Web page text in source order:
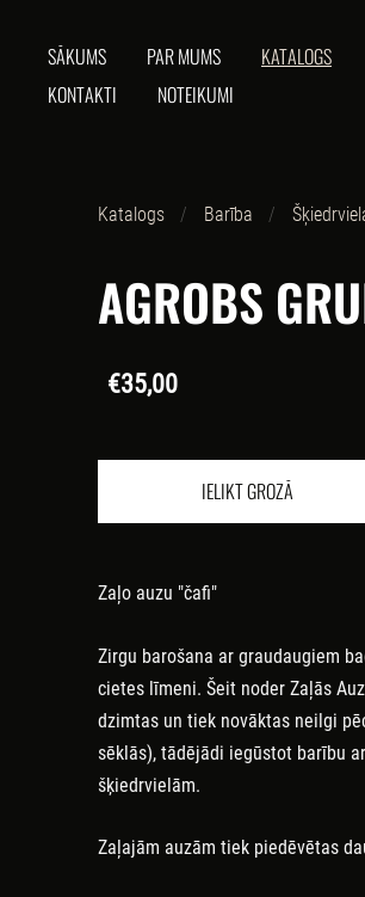
SĀKUMS PAR MUMS KATALOGS
KONTAKTI
NOTEIKUMI
Katalogs Barība
AGROBS
€35,00
IELIKT GROZĀ
Zaļo auzu "čafi"
Zirgu barošana ar graudaugiem
cietes līmeni. Šeit noder Zaļās
dzimtas un tiek novāktas neilgi
sēklās), tādējādi iegūstot barību ar
šķiedrvielām.
Zaļajām auzām tiek piedēvētas